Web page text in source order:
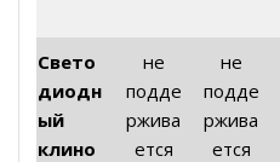
Свето
диодн
ый
клино
не
подде
ржива
ется
не
подде
ржива
ется